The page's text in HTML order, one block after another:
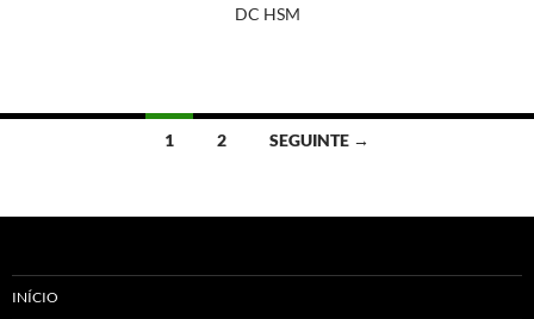
DC HSM
artigos
1 2 SEGUINTE →
INÍCIO